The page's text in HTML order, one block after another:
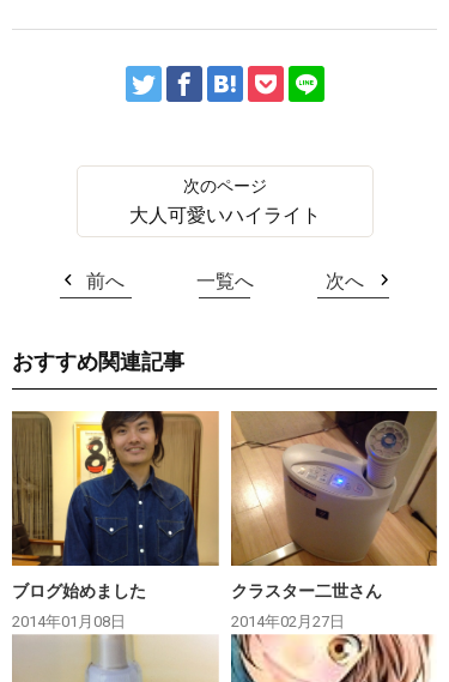
大人可愛いハイライト
前へ 一覧へ 次へ
おすすめ関連記事
ブログ始めました
2014年01月08日
クラスター二世さん
2014年02月27日